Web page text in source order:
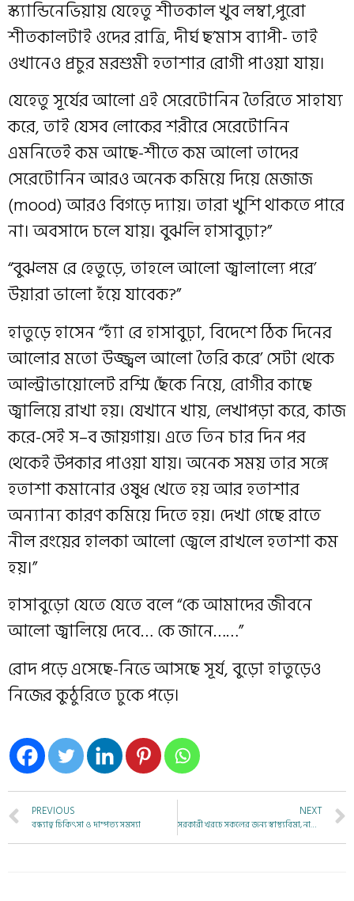
স্ক‍্যান্ডিনেভিয়ায় যেহেতু শীতকাল খুব লম্বা,পুরো
শীতকালটাই ওদের রাত্রি, দীর্ঘ ছ’মাস ব‍্যাপী- তাই
ওখানেও প্রচুর মরশুমী হতাশার রোগী পাওয়া যায়।
যেহেতু সূর্যের আলো এই সেরেটোনিন তৈরিতে সাহায‍্য
করে, তাই যেসব লোকের শরীরে সেরেটোনিন
এমনিতেই কম আছে-শীতে কম আলো তাদের
সেরেটোনিন আরও অনেক কমিয়ে দিয়ে মেজাজ
(mood) আরও বিগড়ে দ‍্যায়। তারা খুশি থাকতে পারে
না। অবসাদে চলে যায়। বুঝলি হাসাবুঢ়া?”
“বুঝলম রে হেতুড়ে, তাহলে আলো জ্বালাল‍্যে পরে’
উয়ারা ভালো হঁয়ে যাবেক?”
হাতুড়ে হাসেন “হ‍্যাঁ রে হাসাবুঢ়া, বিদেশে ঠিক দিনের
আলোর মতো উজ্জ্বল আলো তৈরি করে’ সেটা থেকে
আল্ট্রাভায়োলেট রশ্মি ছেঁকে নিয়ে, রোগীর কাছে
জ্বালিয়ে রাখা হয়। যেখানে খায়, লেখাপড়া করে, কাজ
করে-সেই স–ব জায়গায়। এতে তিন চার দিন পর
থেকেই উপকার পাওয়া যায়। অনেক সময় তার সঙ্গে
হতাশা কমানোর ওষুধ খেতে হয় আর হতাশার
অন‍্যান‍্য কারণ কমিয়ে দিতে হয়। দেখা গেছে রাতে
নীল রংয়ের হালকা আলো জ্বেলে রাখলে হতাশা কম
হয়।”
হাসাবুড়ো যেতে যেতে বলে “কে আমাদের জীবনে
আলো জ্বালিয়ে দেবে… কে জানে……”
রোদ পড়ে এসেছে-নিভে আসছে সূর্য, বুড়ো হাতুড়েও
নিজের কুঠুরিতে ঢুকে পড়ে।
PREVIOUS
বন্ধ্যাত্ব চিকিৎসা ও দাম্পত্য সমস্যা
NEXT
সরকারী খরচে সকলের জন্য স্বাস্থ্যবিমা, নাকি সকলের জন্য স্বাস্থ্য?